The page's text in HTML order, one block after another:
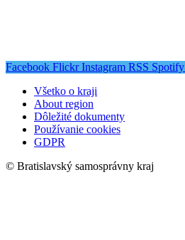
Facebook Flickr Instagram RSS Spotify
Všetko o kraji
About region
Dôležité dokumenty
Používanie cookies
GDPR
© Bratislavský samosprávny kraj